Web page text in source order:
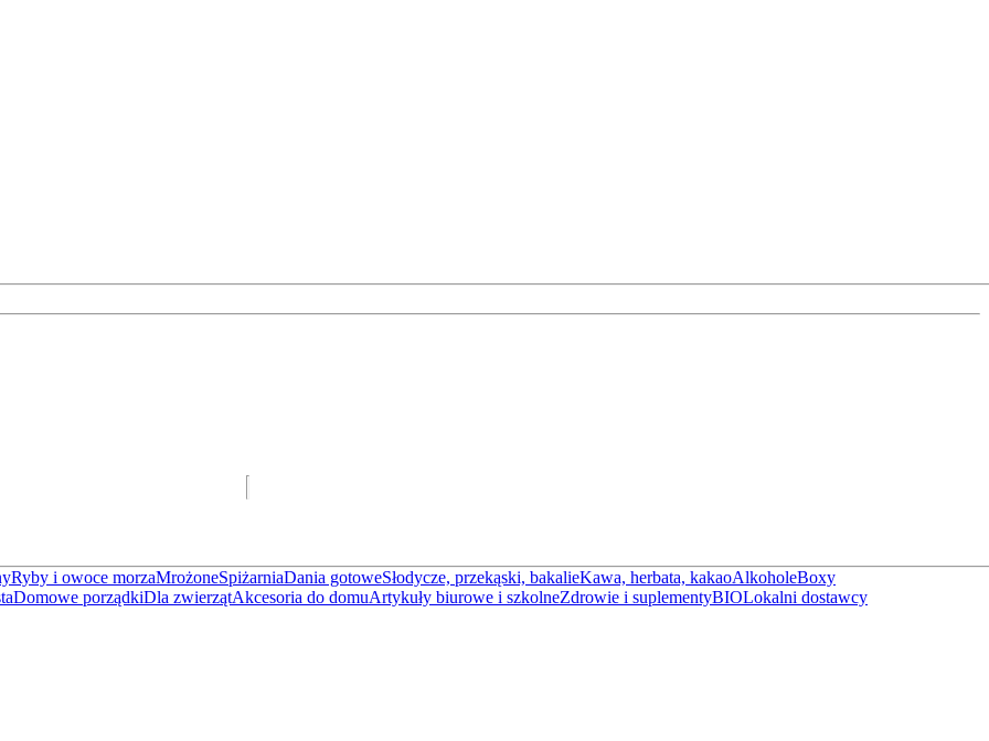
Ryby i owoce morzaMrożoneSpiżarniaDania gotoweSłodycze, przekąski, bakalieKawa, herbata, kakaoAlkoholeBoxy
Domowe porządkiDla zwierzątAkcesoria do domuArtykuły biurowe i szkolneZdrowie i suplementyBIOLokalni dostawcy